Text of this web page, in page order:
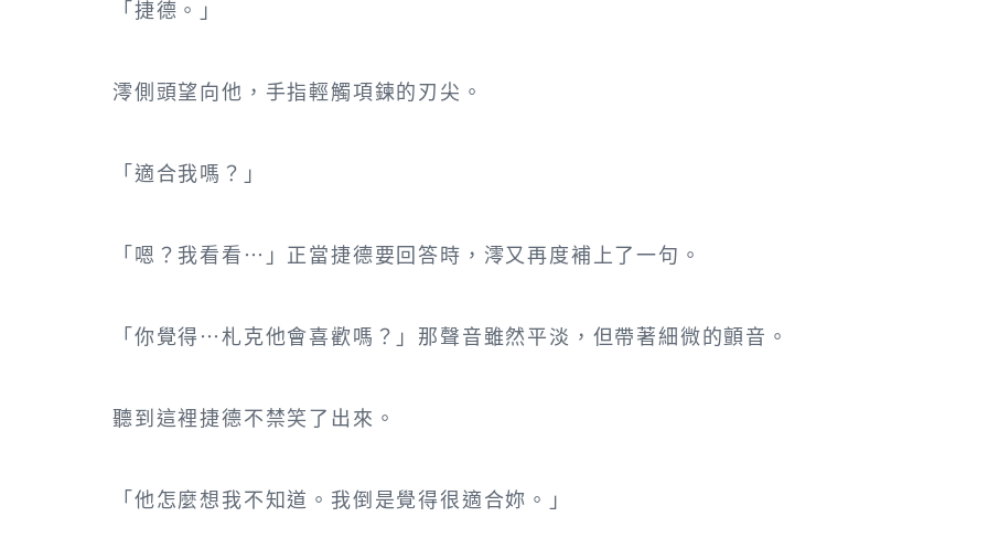
「捷德。」
澪側頭望向他，手指輕觸項鍊的刃尖。
「適合我嗎？」
「嗯？我看看…」正當捷德要回答時，澪又再度補上了一句。
「你覺得…札克他會喜歡嗎？」那聲音雖然平淡，但帶著細微的顫音。
聽到這裡捷德不禁笑了出來。
「他怎麼想我不知道。我倒是覺得很適合妳。」